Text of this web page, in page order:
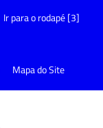
Ir para o rodapé [3]
Mapa do Site